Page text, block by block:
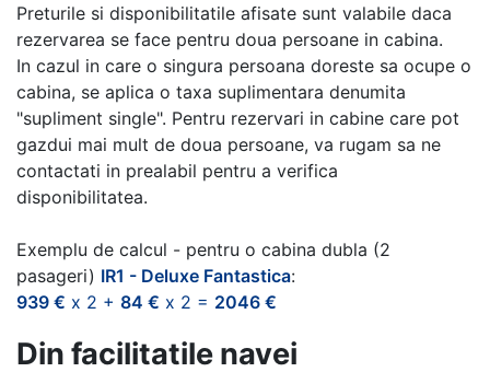
Preturile si disponibilitatile afisate sunt valabile daca
rezervarea se face pentru doua persoane in cabina.
In cazul in care o singura persoana doreste sa ocupe o
cabina, se aplica o taxa suplimentara denumita
"supliment single". Pentru rezervari in cabine care pot
gazdui mai mult de doua persoane, va rugam sa ne
contactati in prealabil pentru a verifica
disponibilitatea.
Exemplu de calcul - pentru o cabina dubla (2
pasageri) IR1 - Deluxe Fantastica:
939 € x 2 + 84 € x 2 = 2046 €
Din facilitatile navei